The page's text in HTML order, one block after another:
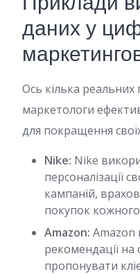
даних у
Ось кілька реальних
маркетологи
для покращення
Nike: Nike
персоналізації
кампаній,
покупок кожного
Amazon: Amazon
рекомендації
пропонувати